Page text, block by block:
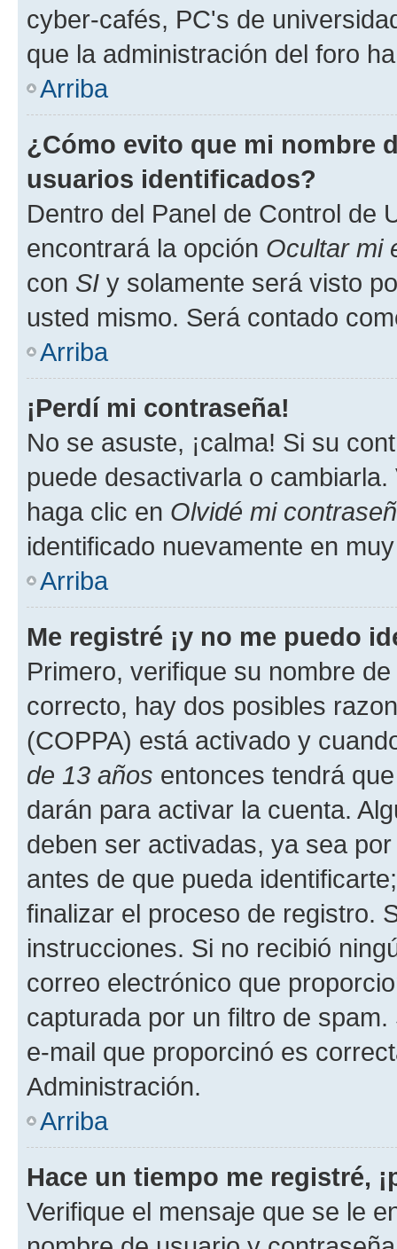
cyber-cafés, PC's de
que la administración del foro
Arriba
¿Cómo evito que mi nombre
usuarios identificados?
Dentro del Panel de Control de
encontrará la opción Ocultar mi
con SI y solamente será visto
usted mismo. Será contado
Arriba
¡Perdí mi contraseña!
No se asuste, ¡calma! Si su
puede desactivarla o
haga clic en Olvidé mi
identificado nuevamente en
Arriba
Me registré ¡y no me puedo
Primero, verifique su nombre
correcto, hay dos posibles
(COPPA) está activado y
de 13 años entonces tendrá
darán para activar la cuenta.
deben ser activadas, ya sea
antes de que pueda
finalizar el proceso de registro.
instrucciones. Si no recibió
correo electrónico que
capturada por un filtro de
e-mail que proporcinó es
Administración.
Arriba
Hace un tiempo me registré,
Verifique el mensaje que se le